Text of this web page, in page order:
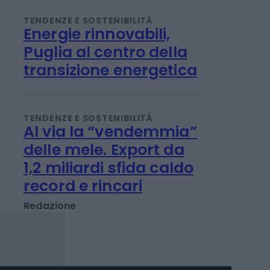
Titta Ferraro
TENDENZE E SOSTENIBILITÀ
transizione energetica
TENDENZE E SOSTENIBILITÀ
Al via la “vendemmia”
delle mele. Export da